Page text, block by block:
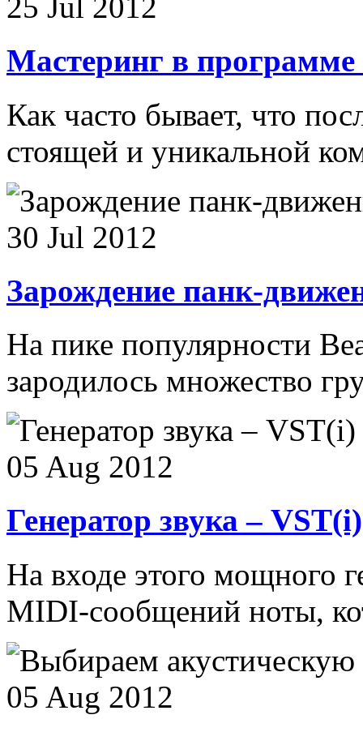
Мастеринг в программе
Как часто бывает, что
стоящей и уникальной
30 Jul 2012
Зарождение панк-
На пике популярности
зародилось множество
05 Aug 2012
Генератор звука – VST(i)
На входе этого мощного
MIDI-сообщений ноты,
05 Aug 2012